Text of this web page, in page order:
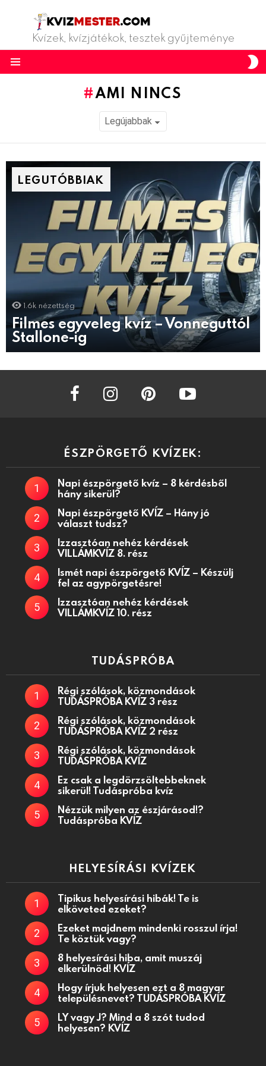
Kvízek, kvízjátékok, tesztek gyűjteménye
AMI NINCS
LEGUTÓBBIAK
1.6k nézettség
Filmes egyveleg kvíz – Vonneguttól
Stallone-ig
facebook instagram
ÉSZPÖRGETŐ KVÍZEK:
Napi észpörgető kvíz – 8 kérdésből
hány sikerül?
Napi észpörgető KVÍZ – Hány jó
választ tudsz?
Izzasztóan nehéz kérdések
VILLÁMKVÍZ 8. rész
Ismét napi észpörgető KVÍZ – Készülj
fel az agypörgetésre!
Izzasztóan nehéz kérdések
VILLÁMKVÍZ 10. rész
TUDÁSPRÓBA
Régi szólások, közmondások
TUDÁSPRÓBA KVÍZ 3 rész
Régi szólások, közmondások
TUDÁSPRÓBA KVÍZ 2 rész
Régi szólások, közmondások
TUDÁSPRÓBA KVÍZ
Ez csak a legdörzsöltebbeknek
sikerül! Tudáspróba kvíz
Nézzük milyen az észjárásod!?
Tudáspróba KVÍZ
HELYESÍRÁSI KVÍZEK
Tipikus helyesírási hibák! Te is
elköveted ezeket?
Ezeket majdnem mindenki rosszul írja!
Te köztük vagy?
8 helyesírási hiba, amit muszáj
elkerülnöd! KVÍZ
Hogy írjuk helyesen ezt a 8 magyar
településnevet? TUDÁSPRÓBA KVÍZ
LY vagy J? Mind a 8 szót tudod
helyesen? KVÍZ